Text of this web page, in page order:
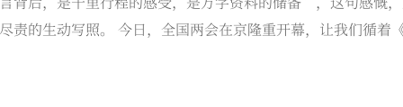
责的生动写照。 今日，全国两会在京隆重开幕，让我们循